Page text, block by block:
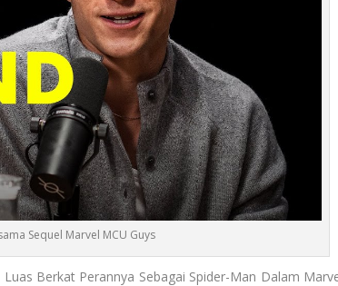
Sequel Marvel MCU Guys
Berkat Perannya Sebagai Spider-Man Dalam